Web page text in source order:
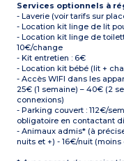
Services optionnels à
- Laverie (voir tarifs sur
- Location kit linge de lit
- Location kit linge de
10€/change
- Kit entretien : 6€
- Location kit bébé (lit +
- Accès WIFI dans les
25€ (1 semaine) – 40€ (2
connexions)
- Parking couvert : 112€/
obligatoire en contactant
- Animaux admis* (à
nuits et +) - 16€/nuit (moins